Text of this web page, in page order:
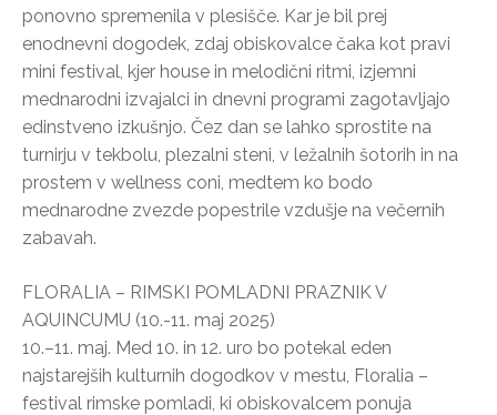
ponovno spremenila v plesišče. Kar je bil prej
enodnevni dogodek, zdaj obiskovalce čaka kot pravi
mini festival, kjer house in melodični ritmi, izjemni
mednarodni izvajalci in dnevni programi zagotavljajo
edinstveno izkušnjo. Čez dan se lahko sprostite na
turnirju v tekbolu, plezalni steni, v ležalnih šotorih in na
prostem v wellness coni, medtem ko bodo
mednarodne zvezde popestrile vzdušje na večernih
zabavah.
FLORALIA – RIMSKI POMLADNI PRAZNIK V
AQUINCUMU (10.-11. maj 2025)
10.–11. maj. Med 10. in 12. uro bo potekal eden
najstarejših kulturnih dogodkov v mestu, Floralia –
festival rimske pomladi, ki obiskovalcem ponuja